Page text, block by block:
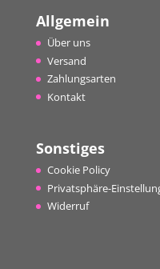
Allgemein
Über uns
Versand
Zahlungsarten
Kontakt
Sonstiges
Cookie Policy
Privatsphäre-
Widerruf